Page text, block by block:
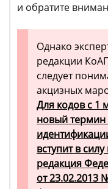
и обратите
Однако
редакции
следует
акцизных
Для кодов с 1
новый термин
вступит в
редакция
от 23.02.2013